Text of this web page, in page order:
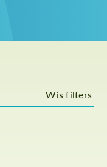
Wis filters